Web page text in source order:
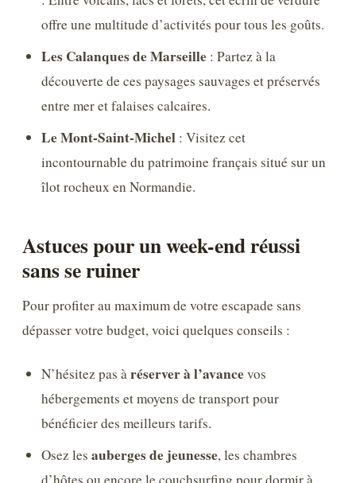
offre une multitude d’activités pour tous les goûts.
Les Calanques de Marseille : Partez à la
découverte de ces paysages sauvages et préservés
entre mer et falaises calcaires.
Le Mont-Saint-Michel : Visitez cet
incontournable du patrimoine français situé sur un
îlot rocheux en Normandie.
Astuces pour un week-end réussi
sans se ruiner
Pour profiter au maximum de votre escapade sans
dépasser votre budget, voici quelques conseils :
N’hésitez pas àréserver à l’avancevos
hébergements et moyens de transport pour
bénéficier des meilleurs tarifs.
Osez lesauberges de jeunesse, les chambres
d’hôtes ou encore le couchsurfing pour dormir à